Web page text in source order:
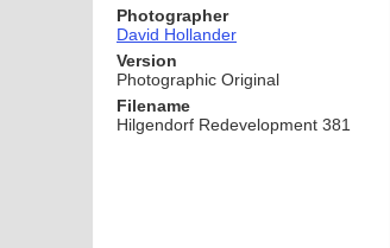
Photographer
David Hollander
Version
Photographic Original
Filename
Hilgendorf Redevelopment 381